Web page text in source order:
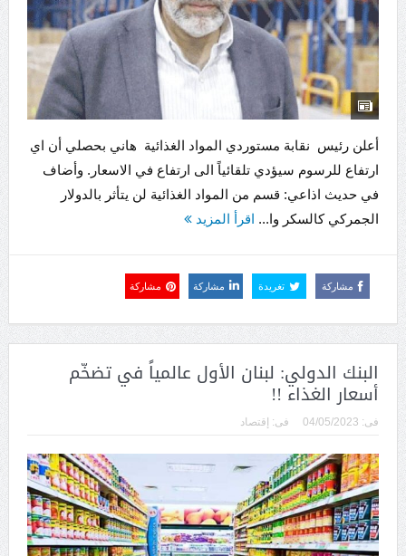
أعلن رئيس نقابة مستوردي المواد الغذائية هاني بحصلي أن اي
ارتفاع للرسوم سيؤدي تلقائياً الى ارتفاع في الاسعار. وأضاف
في حديث اذاعي: قسم من المواد الغذائية لن يتأثر بالدولار
الجمركي كالسكر وا... اقرأ المزيد
مشاركة تغريدة مشاركة مشاركة
البنك الدولي: لبنان الأول عالمياً في تضخّم
أسعار الغذاء !!
فى: 04/05/2023 فى: إقتصاد